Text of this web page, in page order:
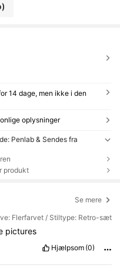
14 dage, men ikke i den
oplysninger
Penlab & Sendes fra
produkt
Se mere
Flerfarvet / Stiltype: Retro-sæt
pictures
Hjælpsom (0)